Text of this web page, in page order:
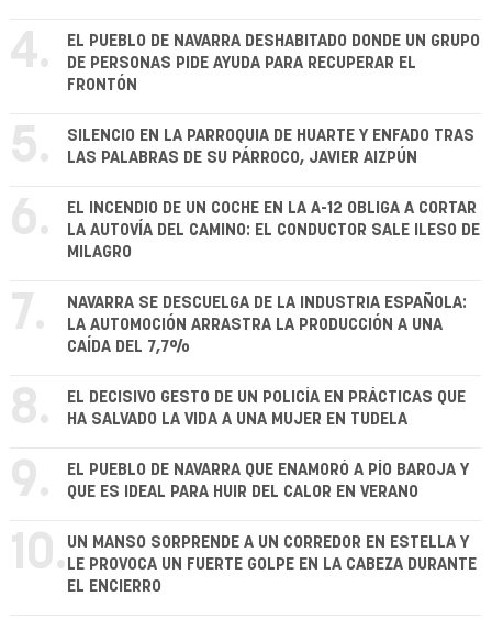
4.
EL PUEBLO DE NAVARRA DESHABITADO DONDE UN GRUPO
DE PERSONAS PIDE AYUDA PARA RECUPERAR EL
FRONTÓN
5.
SILENCIO EN LA PARROQUIA DE HUARTE Y ENFADO TRAS
LAS PALABRAS DE SU PÁRROCO, JAVIER AIZPÚN
6.
EL INCENDIO DE UN COCHE EN LA A-12 OBLIGA A CORTAR
LA AUTOVÍA DEL CAMINO: EL CONDUCTOR SALE ILESO DE
MILAGRO
7.
NAVARRA SE DESCUELGA DE LA INDUSTRIA ESPAÑOLA:
LA AUTOMOCIÓN ARRASTRA LA PRODUCCIÓN A UNA
CAÍDA DEL 7,7%
8.
EL DECISIVO GESTO DE UN POLICÍA EN PRÁCTICAS QUE
HA SALVADO LA VIDA A UNA MUJER EN TUDELA
9.
EL PUEBLO DE NAVARRA QUE ENAMORÓ A PÍO BAROJA Y
QUE ES IDEAL PARA HUIR DEL CALOR EN VERANO
10. UN MANSO SORPRENDE A UN CORREDOR EN ESTELLA Y
LE PROVOCA UN FUERTE GOLPE EN LA CABEZA DURANTE
EL ENCIERRO